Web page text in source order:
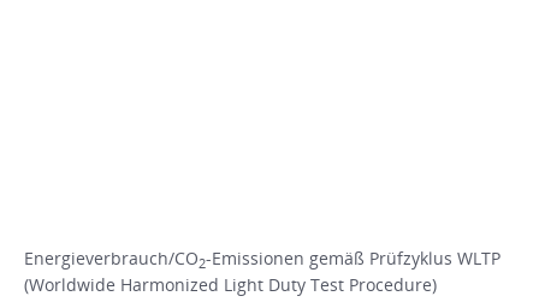
Energieverbrauch/CO2-Emissionen gemäß Prüfzyklus WLTP
(Worldwide Harmonized Light Duty Test Procedure)